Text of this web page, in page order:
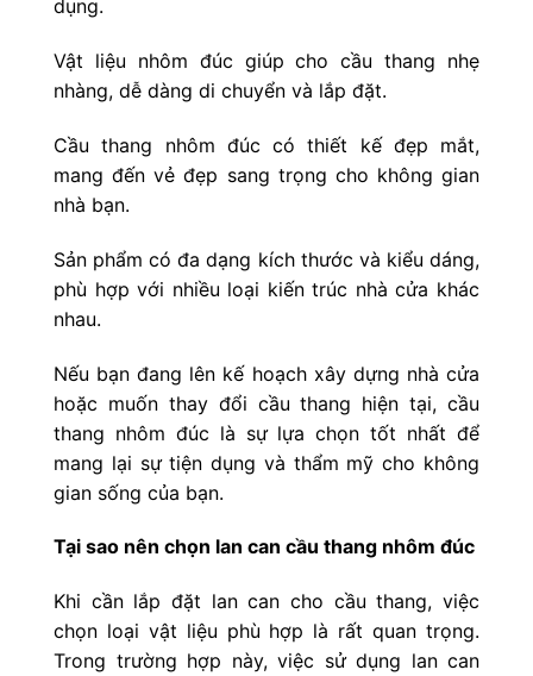
dụng.
Vật liệu nhôm đúc giúp cho cầu thang nhẹ
nhàng, dễ dàng di chuyển và lắp đặt.
Cầu thang nhôm đúc có thiết kế đẹp mắt,
mang đến vẻ đẹp sang trọng cho không gian
nhà bạn.
Sản phẩm có đa dạng kích thước và kiểu dáng,
phù hợp với nhiều loại kiến trúc nhà cửa khác
nhau.
Nếu bạn đang lên kế hoạch xây dựng nhà cửa
hoặc muốn thay đổi cầu thang hiện tại, cầu
thang nhôm đúc là sự lựa chọn tốt nhất để
mang lại sự tiện dụng và thẩm mỹ cho không
gian sống của bạn.
Tại sao nên chọn lan can cầu thang nhôm đúc
Khi cần lắp đặt lan can cho cầu thang, việc
chọn loại vật liệu phù hợp là rất quan trọng.
Trong trường hợp này, việc sử dụng lan can